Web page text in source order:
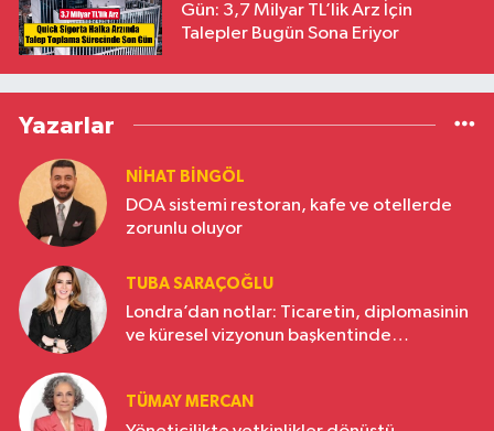
Gün: 3,7 Milyar TL’lik Arz İçin
Talepler Bugün Sona Eriyor
Yazarlar
NIHAT BINGÖL
DOA sistemi restoran, kafe ve otellerde
zorunlu oluyor
TUBA SARAÇOĞLU
Londra’dan notlar: Ticaretin, diplomasinin
ve küresel vizyonun başkentinde
TÜMAY MERCAN